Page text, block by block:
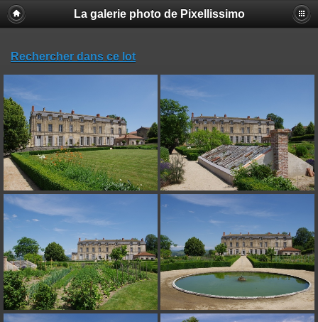
La galerie photo de Pixellissimo
Rechercher dans ce lot